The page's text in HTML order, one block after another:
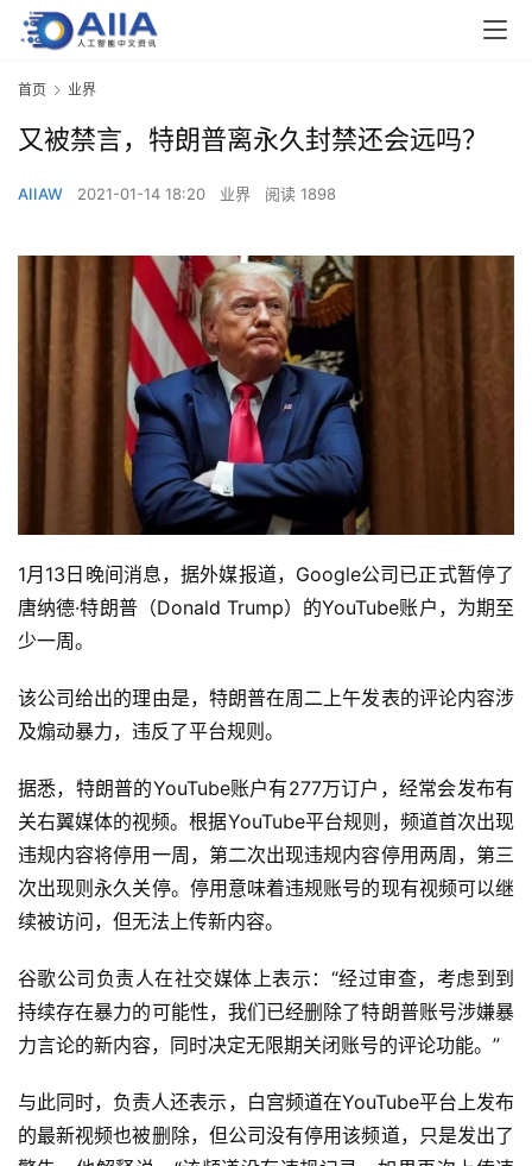
首页 业界
又被禁言，特朗普离永久封禁还会远吗？
AIIAW 2021-01-14 18:20 业界 阅读 1898
1月13日晚间消息，据外媒报道，Google公司已正式暂停了
唐纳德·特朗普（Donald Trump）的YouTube账户，为期至
少一周。
该公司给出的理由是，特朗普在周二上午发表的评论内容涉
及煽动暴力，违反了平台规则。
据悉，特朗普的YouTube账户有277万订户，经常会发布有
关右翼媒体的视频。根据YouTube平台规则，频道首次出现
违规内容将停用一周，第二次出现违规内容停用两周，第三
次出现则永久关停。停用意味着违规账号的现有视频可以继
续被访问，但无法上传新内容。
谷歌公司负责人在社交媒体上表示：“经过审查，考虑到到
持续存在暴力的可能性，我们已经删除了特朗普账号涉嫌暴
力言论的新内容，同时决定无限期关闭账号的评论功能。”
与此同时，负责人还表示，白宫频道在YouTube平台上发布
的最新视频也被删除，但公司没有停用该频道，只是发出了